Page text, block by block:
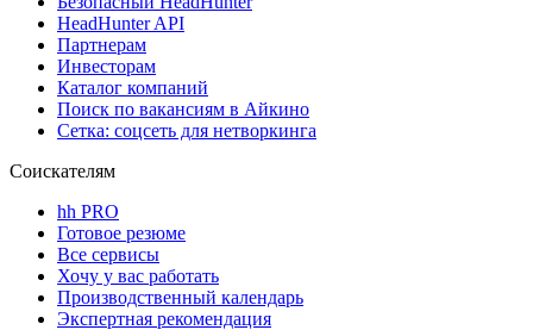
HeadHunter API
Партнерам
Инвесторам
Каталог компаний
Поиск по вакансиям в Айкино
Сетка: соцсеть для нетворкинга
Соискателям
hh PRO
Готовое резюме
Все сервисы
Хочу у вас работать
Производственный календарь
Экспертная рекомендация